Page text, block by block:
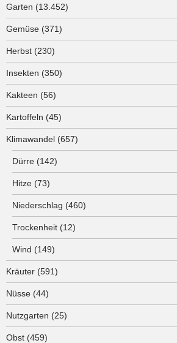
Garten (13.452)
Gemüse (371)
Herbst (230)
Insekten (350)
Kakteen (56)
Kartoffeln (45)
Klimawandel (657)
Dürre (142)
Hitze (73)
Niederschlag (460)
Trockenheit (12)
Wind (149)
Kräuter (591)
Nüsse (44)
Nutzgarten (25)
Obst (459)